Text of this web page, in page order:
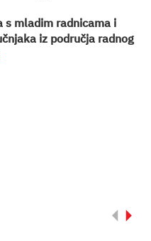
mladim radnicama i
iz područja radnog